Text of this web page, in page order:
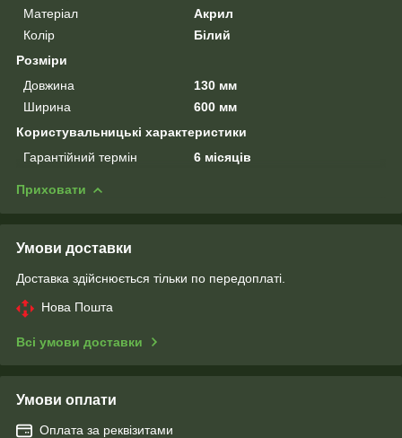
Матеріал
Акрил
Колір
Білий
Розміри
Довжина
130 мм
Ширина
600 мм
Користувальницькі характеристики
Гарантійний термін
6 місяців
Приховати
Умови доставки
Доставка здійснюється тільки по передоплаті.
Нова Пошта
Всі умови доставки
Умови оплати
Оплата за реквізитами